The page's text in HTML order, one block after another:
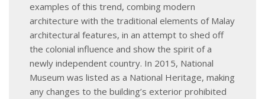
examples of this trend, combing modern
architecture with the traditional elements of Malay
architectural features, in an attempt to shed off
the colonial influence and show the spirit of a
newly independent country. In 2015, National
Museum was listed as a National Heritage, making
any changes to the building’s exterior prohibited